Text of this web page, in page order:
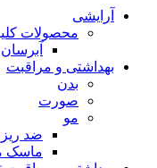
آرایشی
محصولات
آبرسان
بهداشتی و مراقبت
بدن
صورت
مو
ضد
ماسک